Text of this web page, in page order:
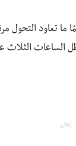
تعاود التحول
الساعات الثلاث
إعلان